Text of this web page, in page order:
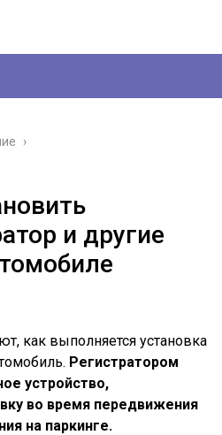
›
и другие
как выполняется установка
Регистратором
устройство,
во время передвижения
на паркинге.